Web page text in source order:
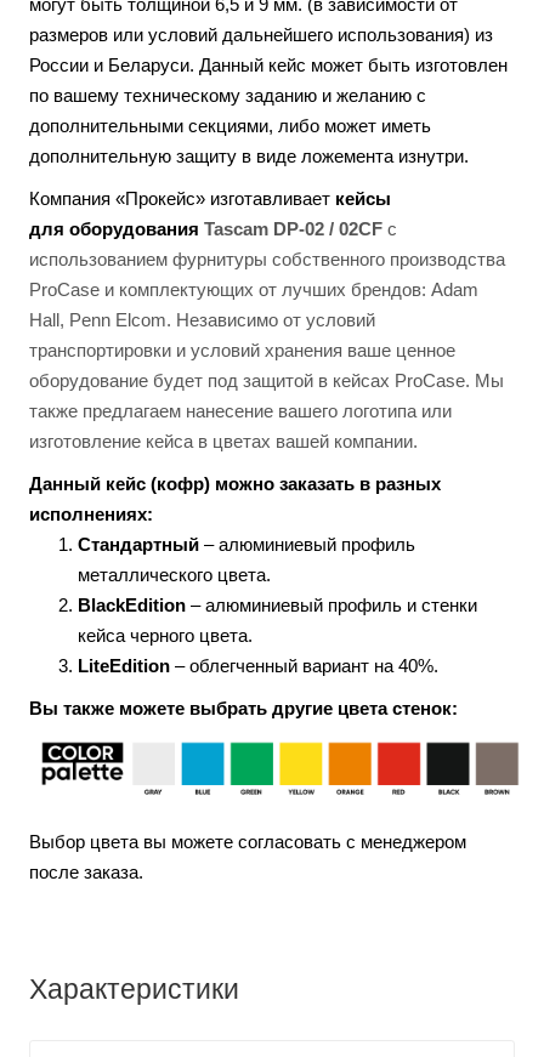
могут быть толщиной 6,5 и 9 мм. (в зависимости от
размеров или условий дальнейшего использования) из
России и Беларуси. Данный кейс может быть изготовлен
по вашему техническому заданию и желанию с
дополнительными секциями, либо может иметь
дополнительную защиту в виде ложемента изнутри.
Компания «Прокейс» изготавливает кейсы
для оборудования Tascam DP-02 / 02CF с
использованием фурнитуры собственного производства
ProCase и комплектующих от лучших брендов: Adam
Hall, Penn Elcom. Независимо от условий
транспортировки и условий хранения ваше ценное
оборудование будет под защитой в кейсах ProCase. Мы
также предлагаем нанесение вашего логотипа или
изготовление кейса в цветах вашей компании.
Данный кейс (кофр) можно заказать в разных
исполнениях:
Стандартный – алюминиевый профиль
металлического цвета.
BlackEdition – алюминиевый профиль и стенки
кейса черного цвета.
LiteEdition – облегченный вариант на 40%.
Вы также можете выбрать другие цвета стенок:
Выбор цвета вы можете согласовать с менеджером
после заказа.
Характеристики